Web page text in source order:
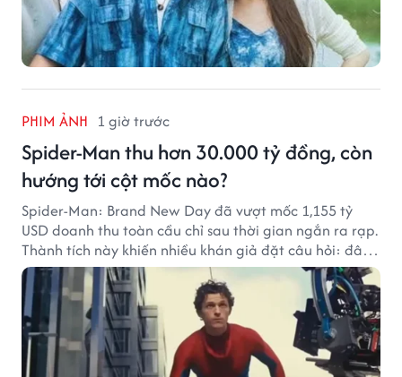
PHIM ẢNH 1 giờ trước
Spider-Man thu hơn 30.000 tỷ đồng, còn
hướng tới cột mốc nào?
Spider-Man: Brand New Day đã vượt mốc 1,155 tỷ
USD doanh thu toàn cầu chỉ sau thời gian ngắn ra rạp.
Thành tích này khiến nhiều khán giả đặt câu hỏi: đâu
sẽ là cột mốc tiếp theo của Người Nhện?